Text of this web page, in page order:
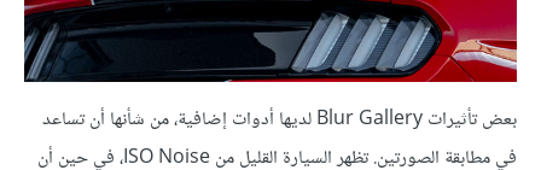
بعض تأثيرات Blur Gallery لديها أدوات إضافية، من شأنها أن تساعد
في مطابقة الصورتين. تظهر السيارة القليل من ISO Noise، في حين أن